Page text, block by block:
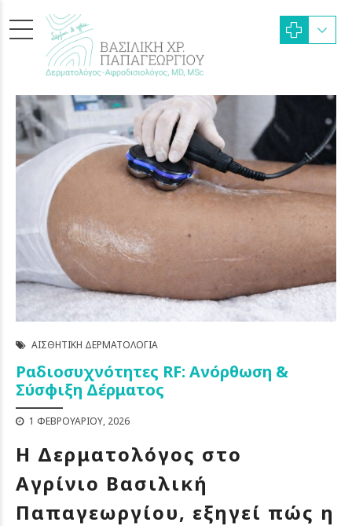
ΑΙΣΘΗΤΙΚΉ ΔΕΡΜΑΤΟΛΟΓΊΑ
Ραδιοσυχνότητες RF: Ανόρθωση &
Σύσφιξη Δέρματος
1 ΦΕΒΡΟΥΑΡΊΟΥ, 2026
Η Δερματολόγος στο
Αγρίνιο Βασιλική
Παπαγεωργίου, εξηγεί πώς η